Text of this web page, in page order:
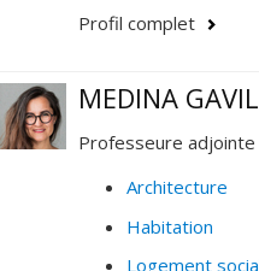
gestion de
organisationnel,
La
naturelles.
Faisant partie d’un
terme, son travail
Profil complet
MEDINA
Professeure adjointe
Architecture
Habitation
Logement